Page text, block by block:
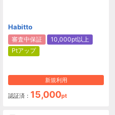
Habitto
審査中保証
10,000pt以上
Ptアップ
新規利用
認証済： 15,000pt